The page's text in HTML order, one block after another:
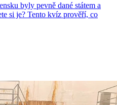
byly pevně dané státem a
si je? Tento kvíz prověří, co